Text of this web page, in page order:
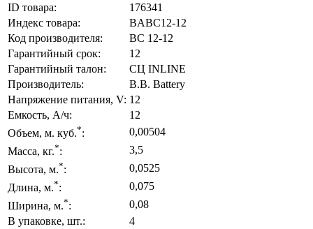
ID товара:
176341
Индекс товара:
BABC12-12
Код производителя:
BC 12-12
Гарантийный срок:
12
Гарантийный талон:
СЦ INLINE
Производитель:
B.B. Battery
Напряжение питания, V: 12
Емкость, А/ч:
12
Объем, м. куб.*:
0,00504
Масса, кг.*:
3,5
Высота, м.*:
0,0525
Длина, м.*:
0,075
Ширина, м.*:
0,08
В упаковке, шт.:
4